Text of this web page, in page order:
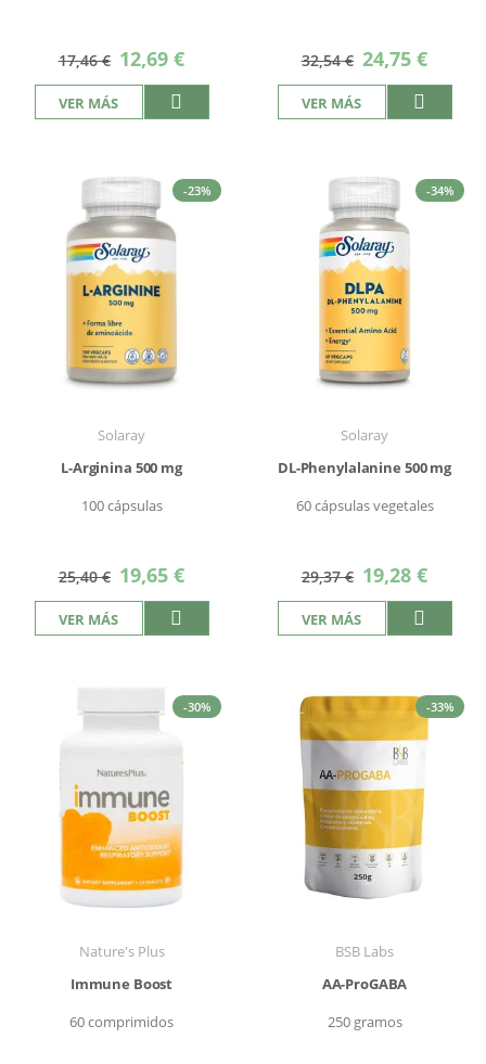
17,46 € Precio
especial
12,69 €
VER MÁS
32,54 € Precio
especial
24,75 €
VER MÁS
-23%
Solaray
L-Arginina 500 mg
100 cápsulas
25,40 € Precio
especial
19,65 €
VER MÁS
-34%
Solaray
DL-Phenylalanine 500 mg
60 cápsulas vegetales
29,37 € Precio
especial
19,28 €
VER MÁS
-30%
Nature's Plus
Immune Boost
60 comprimidos
-33%
BSB Labs
AA-ProGABA
250 gramos